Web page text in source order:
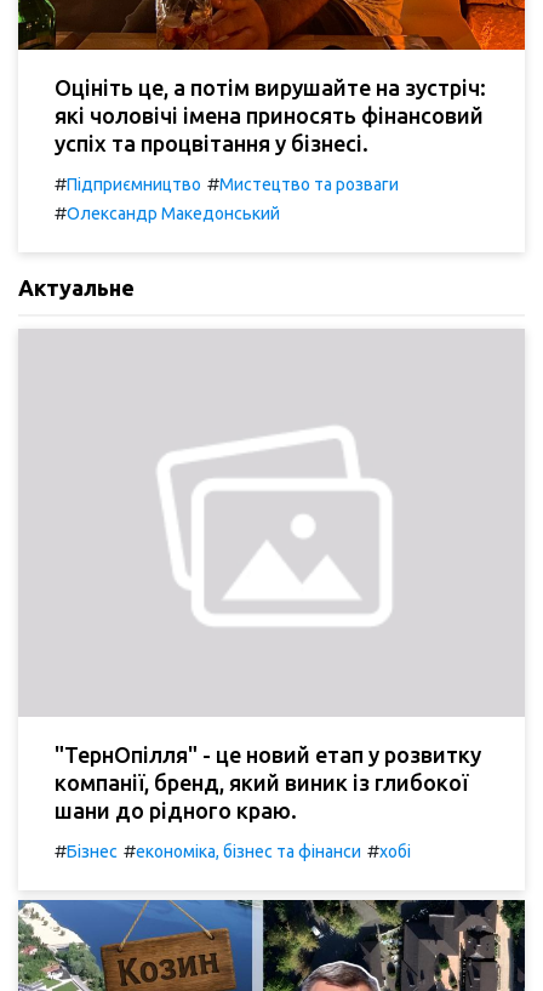
Оцініть це, а потім вирушайте на зустріч:
які чоловічі імена приносять фінансовий
успіх та процвітання у бізнесі.
#Підприємництво #Мистецтво та розваги
#Олександр Македонський
Актуальне
"ТернОпілля" - це новий етап у розвитку
компанії, бренд, який виник із глибокої
шани до рідного краю.
#Бізнес #економіка, бізнес та фінанси #хобі